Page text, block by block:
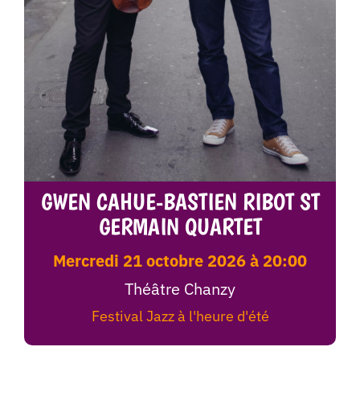
GWEN CAHUE-BASTIEN RIBOT ST
GERMAIN QUARTET
mercredi 21 octobre 2026 à 20:00
Théâtre Chanzy
Festival Jazz à l'heure d'été